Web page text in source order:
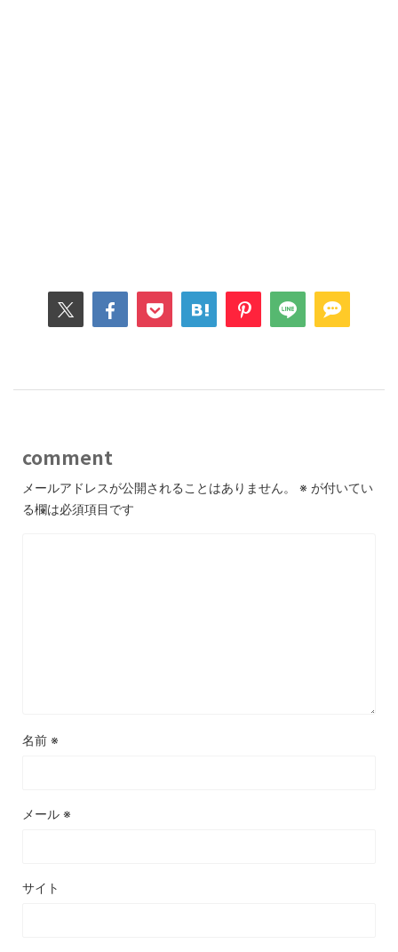
comment
メールアドレスが公開されることはありません。 ※ が付いてい
る欄は必須項目です
名前 ※
メール ※
サイト